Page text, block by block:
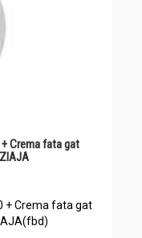
Crema fata gat
+ Crema fata gat